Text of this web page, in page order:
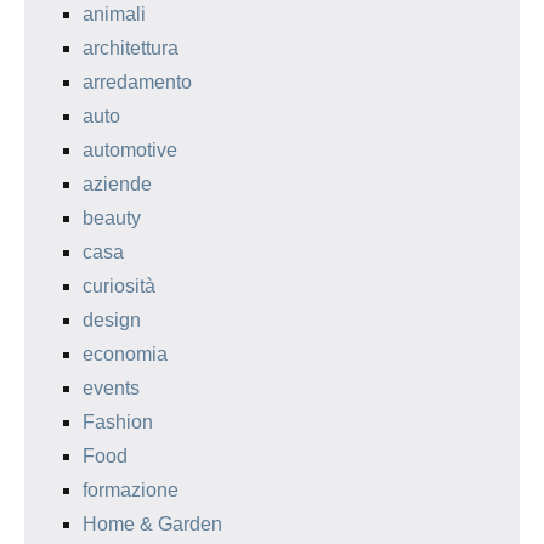
animali
architettura
arredamento
auto
automotive
aziende
beauty
casa
curiosità
design
economia
events
Fashion
Food
formazione
Home & Garden